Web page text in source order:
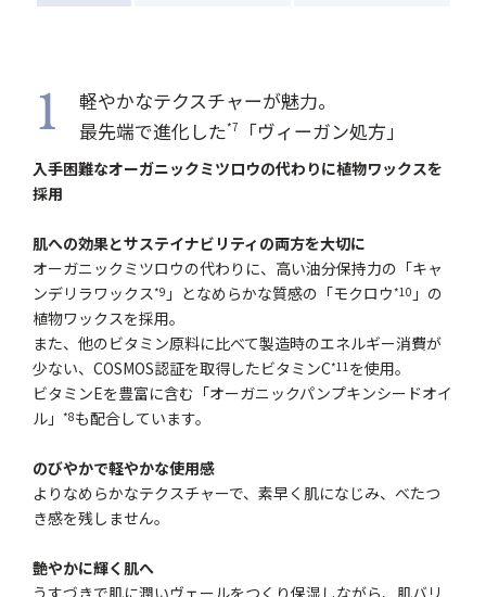
1
軽やかなテクスチャーが魅力。
最先端で進化した*7 「ヴィーガン処方」
入手困難なオーガニックミツロウの代わりに植物ワックスを
採用
肌への効果とサステイナビリティの両方を大切に
オーガニックミツロウの代わりに、高い油分保持力の「キャ
ンデリラワックス*9 」となめらかな質感の「モクロウ*10 」の
植物ワックスを採用。
また、他のビタミン原料に比べて製造時のエネルギー消費が
少ない、COSMOS認証を取得したビタミンC*11を使用。
ビタミンEを豊富に含む「オーガニックパンプキンシードオイ
ル」*8も配合しています。
のびやかで軽やかな使用感
よりなめらかなテクスチャーで、素早く肌になじみ、べたつ
き感を残しません。
艶やかに輝く肌へ